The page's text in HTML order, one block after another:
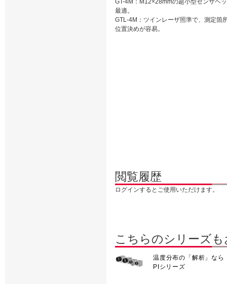
GT-4M：M12×28mmの超小型センサヘ
最適。
GTL-4M：ツインレーザ照準で、測定箇
位置決めが容易。
閲覧履歴
ログインするとご使用いただけます。
こちらのシリーズ
温度分布の「解析」なら
PIシリーズ